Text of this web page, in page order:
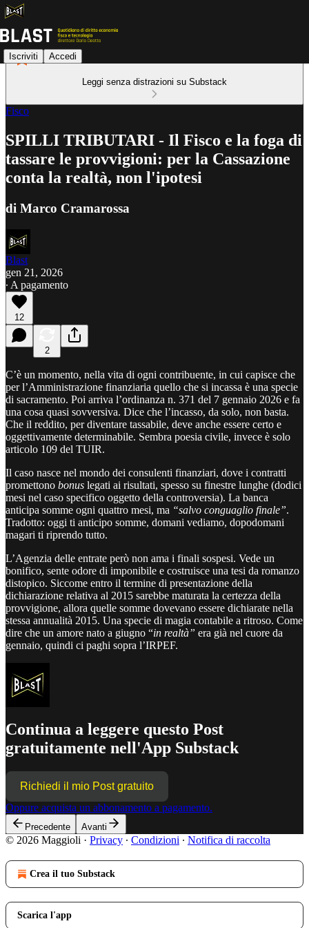
Iscriviti Accedi
Leggi senza distrazioni su Substack
Fisco
SPILLI TRIBUTARI - Il Fisco e la foga di
tassare le provvigioni: per la Cassazione
conta la realtà, non l'ipotesi
di Marco Cramarossa
Blast
gen 21, 2026
∙ A pagamento
12
2
C’è un momento, nella vita di ogni contribuente, in cui capisce che
per l’Amministrazione finanziaria quello che si incassa è una specie
di sacramento. Poi arriva l’ordinanza n. 371 del 7 gennaio 2026 e fa
una cosa quasi sovversiva. Dice che l’incasso, da solo, non basta.
Che il reddito, per diventare tassabile, deve anche essere certo e
oggettivamente determinabile. Sembra poesia civile, invece è solo
articolo 109 del TUIR.
Il caso nasce nel mondo dei consulenti finanziari, dove i contratti
promettono bonus legati ai risultati, spesso su finestre lunghe (dodici
mesi nel caso specifico oggetto della controversia). La banca
anticipa somme ogni quattro mesi, ma “salvo conguaglio finale”.
Tradotto: oggi ti anticipo somme, domani vediamo, dopodomani
magari ti riprendo tutto.
L’Agenzia delle entrate però non ama i finali sospesi. Vede un
bonifico, sente odore di imponibile e costruisce una tesi da romanzo
distopico. Siccome entro il termine di presentazione della
dichiarazione relativa al 2015 sarebbe maturata la certezza della
provvigione, allora quelle somme dovevano essere dichiarate nella
stessa annualità 2015. Una specie di magia contabile a ritroso. Come
dire che un amore nato a giugno “in realtà” era già nel cuore da
gennaio, quindi ci paghi sopra l’IRPEF.
Continua a leggere questo Post
gratuitamente nell'App Substack
Richiedi il mio Post gratuito
Oppure acquista un abbonamento a pagamento.
Precedente Avanti
© 2026 Maggioli · Privacy ∙ Condizioni ∙ Notifica di raccolta
Crea il tuo Substack
Scarica l'app